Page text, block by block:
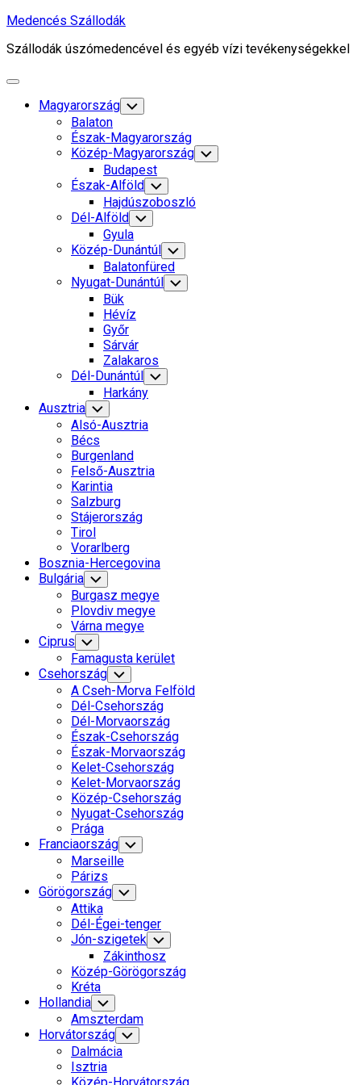
Skip
content
Medencés Szállodák
Szállodák úszómedencével és egyéb vízi tevékenységekkel
Expand
Magyarország Toggle
Child
Balaton
Észak-Magyarország
Közép-Magyarország Toggle
Child
Budapest
Észak-Alföld Toggle
Child
Menu
Hajdúszoboszló
Dél-Alföld Toggle
Child
Menu
Gyula
Közép-Dunántúl Toggle
Child
Menu
Balatonfüred
Nyugat-Dunántúl Toggle
Child
Bük
Hévíz
Győr
Sárvár
Zalakaros
Dél-Dunántúl Toggle
Child
Harkány
Ausztria Toggle
Child
Menu
Alsó-Ausztria
Bécs
Burgenland
Felső-Ausztria
Karintia
Salzburg
Stájerország
Tirol
Vorarlberg
Bosznia-Hercegovina
Bulgária Toggle
Child
Menu
Burgasz megye
Plovdiv megye
Várna megye
Ciprus Toggle
Child
Menu
Famagusta kerület
Csehország Toggle
Child
Menu
A Cseh-Morva Felföld
Dél-Csehország
Dél-Morvaország
Észak-Csehország
Észak-Morvaország
Kelet-Csehország
Kelet-Morvaország
Közép-Csehország
Nyugat-Csehország
Prága
Franciaország Toggle
Child
Marseille
Párizs
Görögország Toggle
Child
Menu
Attika
Dél-Égei-tenger
Jón-szigetek Toggle
Child
Menu
Zákinthosz
Közép-Görögország
Kréta
Hollandia Toggle
Child
Menu
Amszterdam
Horvátország Toggle
Child
Menu
Dalmácia
Isztria